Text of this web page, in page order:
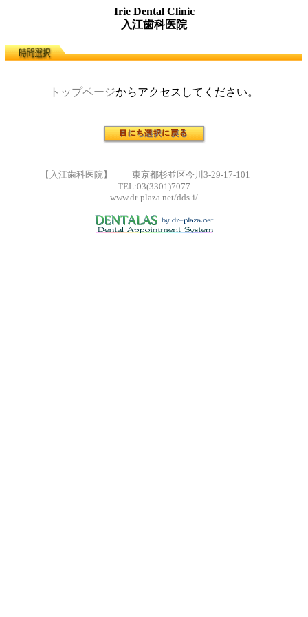
Irie Dental Clinic
入江歯科医院
トップページからアクセスしてください。
【入江歯科医院】 東京都杉並区今川3-29-17-101
TEL:03(3301)7077
www.dr-plaza.net/dds-i/